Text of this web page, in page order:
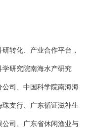
转化、产业合作平台，
研究院南海水产研究
司、中国科学院南海海
支行、广东循证滋补生
司、广东省休闲渔业与